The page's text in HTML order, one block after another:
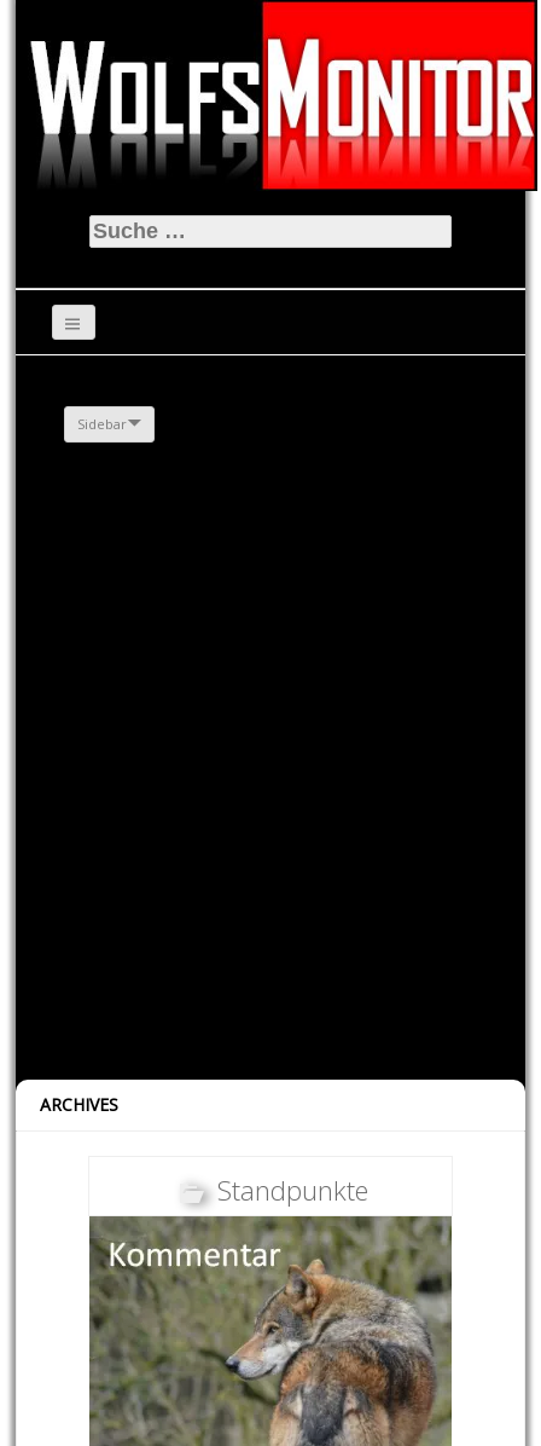
Suche
nach:
Sidebar
ARCHIVES
Standpunkte